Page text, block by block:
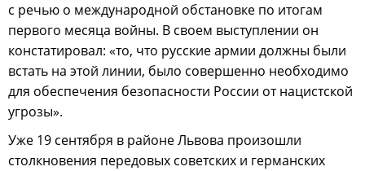
с речью о международной обстановке по итогам
первого месяца войны. В своем выступлении он
констатировал: «то, что русские армии должны были
встать на этой линии, было совершенно необходимо
для обеспечения безопасности России от нацистской
угрозы».
Уже 19 сентября в районе Львова произошли
столкновения передовых советских и германских